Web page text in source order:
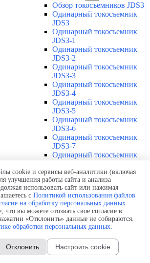
Обзор токосъемников JDS3
Одинарный токосъемник
JDS3
Одинарный токосъемник
JDS3-1
Одинарный токосъемник
JDS3-2
Одинарный токосъемник
JDS3-3
Одинарный токосъемник
JDS3-4
Одинарный токосъемник
JDS3-5
Одинарный токосъемник
JDS3-6
Одинарный токосъемник
JDS3-7
Одинарный токосъемник
Одинарный токосъемник
JDS3-9
Одинарный токосъемник
JDS3-10
Одинарный токосъемник
JDS3-11
Одинарный токосъемник
Соединения U12
Защитная оболочка для
cookie и сервисы веб-аналитики (включая
улучшения работы сайта и анализа
использовать сайт или нажимая
с Политикой использования файлов
на обработку персональных данных .
вы можете отозвать свое согласие в
«Отклонить» данные не собираются.
обработки персональных данных.
Отклонить Настроить cookie